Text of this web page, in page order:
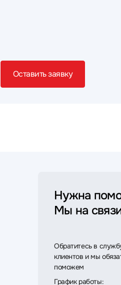
Оставить заявку
Нужна
Мы на
Обратитесь в
клиентов и мы
поможем
График работы: